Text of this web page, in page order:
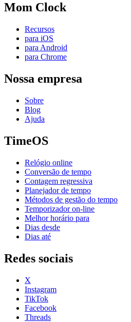
Mom Clock
Recursos
para iOS
para Android
para Chrome
Nossa empresa
Sobre
Blog
Ajuda
TimeOS
Relógio online
Conversão de tempo
Contagem regressiva
Planejador de tempo
Métodos de gestão do tempo
Temporizador on-line
Melhor horário para
Dias desde
Dias até
Redes sociais
X
Instagram
TikTok
Facebook
Threads